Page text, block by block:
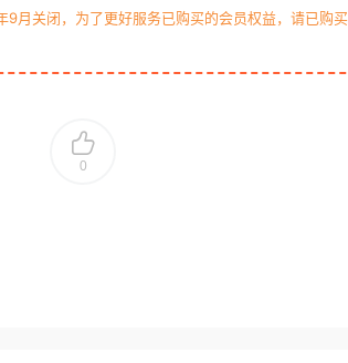
月关闭，为了更好服务已购买的会员权益，请已购买
0